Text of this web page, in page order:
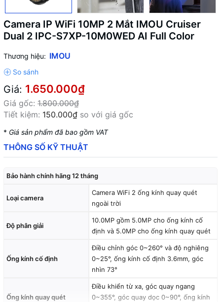
Camera IP WiFi 10MP 2 Mắt IMOU Cruiser
Dual 2 IPC-S7XP-10M0WED AI Full Color
Thương hiệu: IMOU
Giá: 1.650.000₫
Giá gốc: 1.800.000₫
Tiết kiệm: 150.000₫ so với giá gốc
* Giá sản phẩm đã bao gồm VAT
THÔNG SỐ KỸ THUẬT
Bảo hành chính hãng 12 tháng
Loại camera
Camera WiFi 2 ống kính quay quét
ngoài trời
Độ phân giải
10.0MP gồm 5.0MP cho ống kính cố
định và 5.0MP cho ống kính quay quét
Ống kính cố định
Điều chỉnh góc 0~260° và độ nghiêng
0~25°, ống kính cố định 3.6mm, góc
nhìn 73°
Ống kính quay quét
Điều khiển từ xa, góc quay ngang
0~355°, góc quay dọc 0~90°, ống kính